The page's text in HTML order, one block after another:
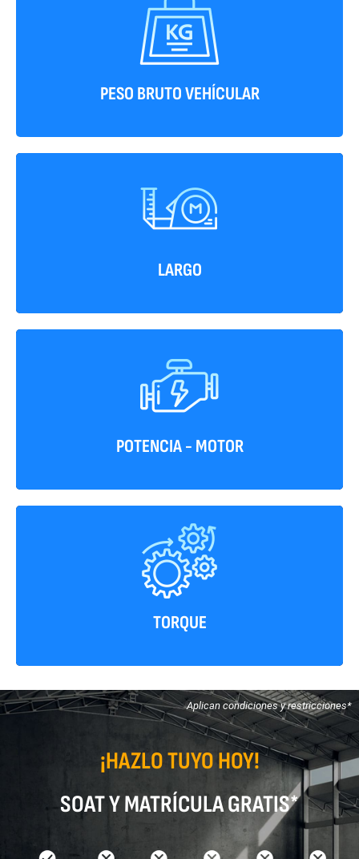
PESO BRUTO VEHÍCULAR
9.500 kg
LARGO
6920 mm
POTENCIA - MOTOR
154 HP/2.600 RPM
TORQUE
51 Kgf-m/1200 rpm
Aplican condiciones y restricciones*
¡HAZLO TUYO HOY!
SOAT Y MATRÍCULA GRATIS*